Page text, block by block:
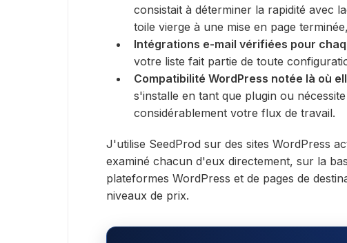
consistait à déterminer la rapidité avec
toile vierge à une mise en page
Intégrations e-mail vérifiées pour
votre liste fait partie de toute
Compatibilité WordPress notée là où
s'installe en tant que plugin ou
considérablement votre flux de travail.
J'utilise SeedProd sur des sites WordPress
examiné chacun d'eux directement, sur la
plateformes WordPress et de pages de
niveaux de prix.